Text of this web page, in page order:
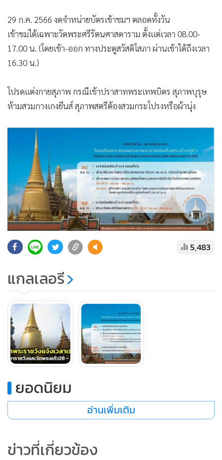
29 ก.ค. 2566 งดจำหน่ายบัตรเข้าชมฯ ตลอดทั้งวัน
เข้าชมได้เฉพาะวัดพระศรีรัตนศาสดาราม ตั้งแต่เวลา 08.00-
17.00 น. (โดยเข้า-ออก ทางประตูสวัสดิโสภา ผ่านเข้าได้ถึงเวลา
16.30 น.)
โปรดแต่งกายสุภาพ กรณีเข้าปราสาทพระเทพบิดร สุภาพบุรุษ
ห้ามสวมกางเกงยีนส์ สุภาพสตรีต้องสวมกระโปรงหรือผ้านุ่ง
5,483
แกลเลอรี
ยอดนิยม
อ่านเพิ่มเติม
ข่าวที่เกี่ยวข้อง